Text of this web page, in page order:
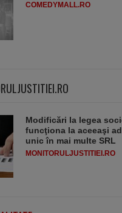
COMEDYMALL.RO
Modificări la legea
funcţiona la aceeaşi
unic în mai multe SRL
MONITORULJUSTITIEI.RO